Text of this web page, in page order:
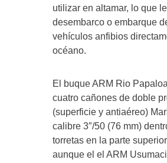
utilizar en altamar, lo que
desembarco o embarque
vehículos anfibios
océano.
El buque ARM Rio
cuatro cañones de doble
(superficie y antiaéreo)
calibre 3″/50 (76 mm)
torretas en la parte
aunque el el ARM